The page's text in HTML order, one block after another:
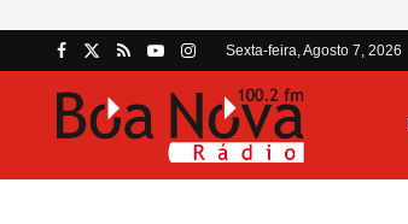
Sexta-feira, Agosto 7, 2026